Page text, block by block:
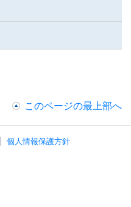
このページの最上部へ
個人情報保護方針